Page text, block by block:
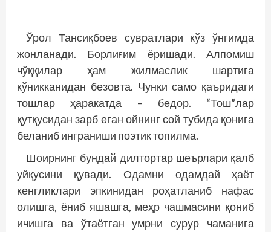
Ўрол Тансиқбоев сувратлари кўз ўнгимда
жонланади. Борлиғим ёришади. Алпомиш
чўққилар ҳам жилмаслик шартига
кўникканидан безовта. Чунки само қаъридаги
тошлар ҳаракатда – бедор. “Тош”лар
қутқусидан зарб еган ойнинг сой тубида қонига
беланиб инграниши поэтик топилма.
Шоирнинг бундай дилтортар шеърлари қалб
уйқусини қувади. Одамни одамдай ҳаёт
кенгликлари эпкинидан роҳатланиб нафас
олишга, ёниб яшашга, меҳр чашмасини қониб
ичишга ва ўтаётган умрни сурур чаманига